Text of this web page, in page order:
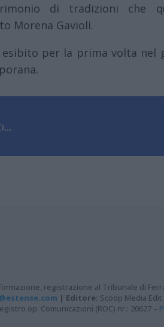
di tradizioni che
Morena Gavioli.
per la prima volta nel
registrazione al Tribunale di
| Editore: Scoop Media Edit
op. Comunicazioni (ROC) nr.: 20627 –